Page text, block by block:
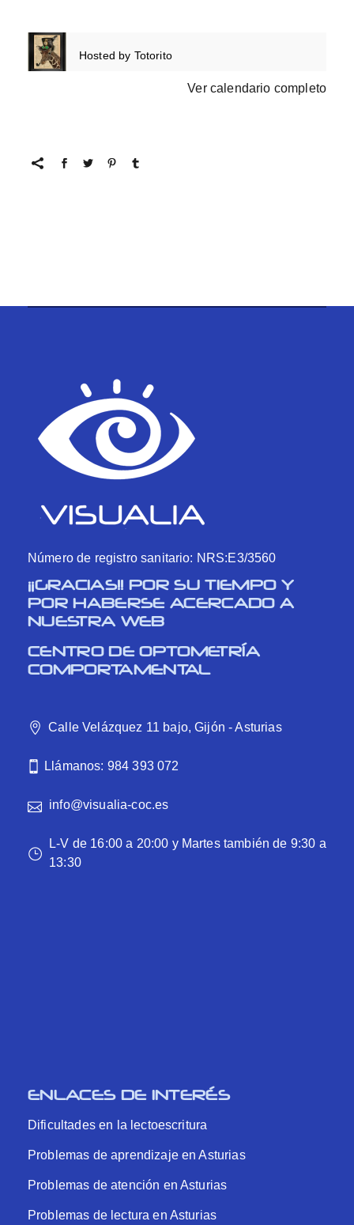
Hosted by Totorito
Ver calendario completo
Número de registro sanitario: NRS:E3/3560
¡¡GRACIAS!! POR SU TIEMPO Y
POR HABERSE ACERCADO A
NUESTRA WEB
CENTRO DE OPTOMETRÍA
COMPORTAMENTAL
Calle Velázquez 11 bajo, Gijón - Asturias
Llámanos: 984 393 072
info@visualia-coc.es
L-V de 16:00 a 20:00 y Martes también de 9:30 a
13:30
ENLACES DE INTERÉS
Dificultades en la lectoescritura
Problemas de aprendizaje en Asturias
Problemas de atención en Asturias
Problemas de lectura en Asturias